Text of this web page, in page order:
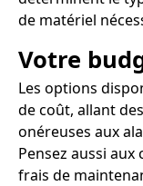
de matériel
Votre
Les options
de coût, allant
onéreuses aux
Pensez aussi
frais de